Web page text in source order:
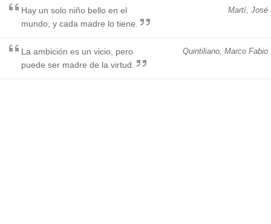
Martí, José
Hay un solo niño bello en el
mundo, y cada madre lo tiene.
Quintiliano, Marco Fabio
La ambición es un vicio, pero
puede ser madre de la virtud.